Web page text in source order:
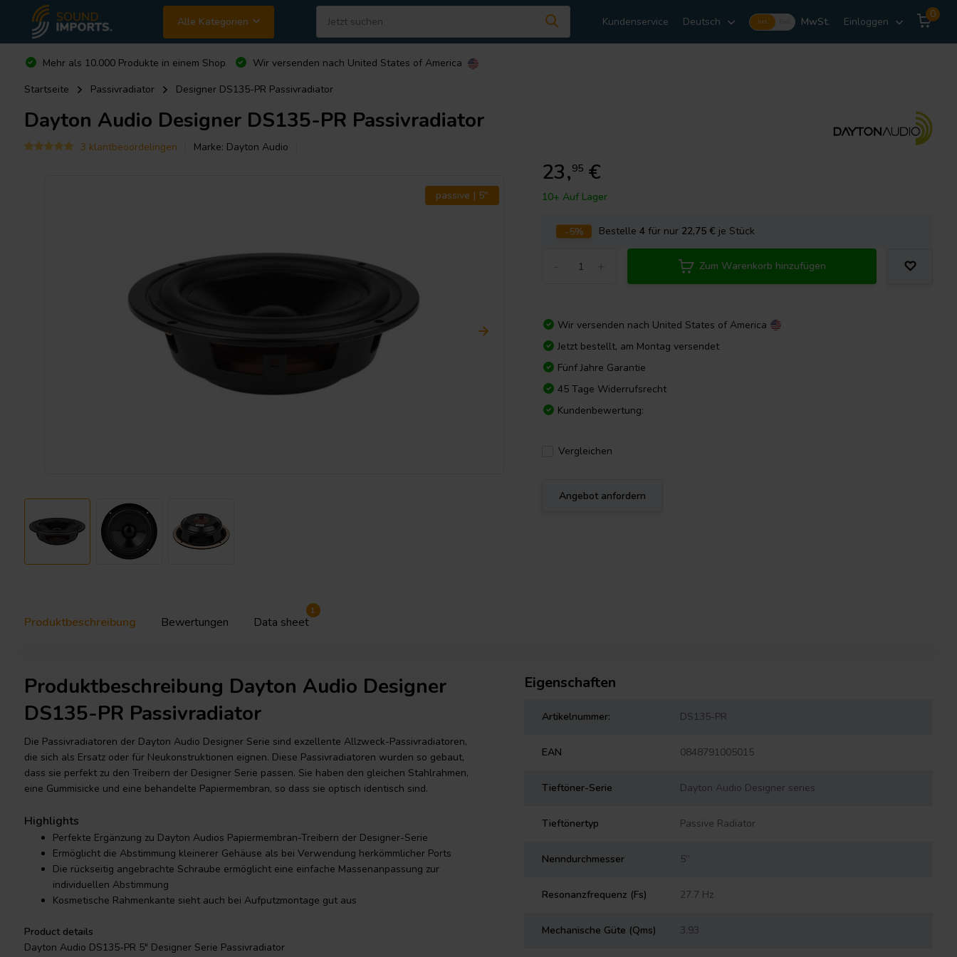
Alle Kategorien Kundenservice Deutsch Incl. MwSt. Einloggen
0
Mehr als 10.000 Produkte in einem Shop Wir versenden nach United States of America
Startseite
Passivradiator Designer DS135-PR Passivradiator
Dayton Audio Designer DS135-PR Passivradiator
3 klantbeoordelingen Marke: Dayton Audio
passive | 5"
23,95 €
10+ Auf Lager
-5% Bestelle4 für nur 22,75 € je Stück
Zum Warenkorb hinzufügen
Wir versenden nach United States of America
Jetzt bestellt, am Montag versendet
Fünf Jahre Garantie
45 Tage Widerrufsrecht
Kundenbewertung:
Vergleichen
Angebot anfordern
Produktbeschreibung Bewertungen Data sheet
1
Produktbeschreibung Dayton Audio Designer
DS135-PR Passivradiator
Die Passivradiatoren der Dayton Audio Designer Serie sind exzellente Allzweck-Passivradiatoren,
die sich als Ersatz oder für Neukonstruktionen eignen. Diese Passivradiatoren wurden so gebaut,
dass sie perfekt zu den Treibern der Designer Serie passen. Sie haben den gleichen Stahlrahmen,
eine Gummisicke und eine behandelte Papiermembran, so dass sie optisch identisch sind.
Highlights
Perfekte Ergänzung zu Dayton Audios Papiermembran-Treibern der Designer-Serie
Ermöglicht die Abstimmung kleinerer Gehäuse als bei Verwendung herkömmlicher Ports
Die rückseitig angebrachte Schraube ermöglicht eine einfache Massenanpassung zur
individuellen Abstimmung
Kosmetische Rahmenkante sieht auch bei Aufputzmontage gut aus
Product details
Dayton Audio DS135-PR 5" Designer Serie Passivradiator
Eigenschaften
Artikelnummer: DS135-PR
EAN 0848791005015
Tieftöner-Serie Dayton Audio Designer series
Tieftönertyp Passive Radiator
Nenndurchmesser 5’’
Resonanzfrequenz (Fs) 27.7 Hz
Mechanische Güte (Qms) 3.93